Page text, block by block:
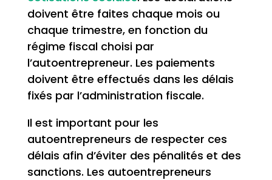
doivent être faites chaque mois ou
chaque trimestre, en fonction du
régime fiscal choisi par
l’autoentrepreneur. Les paiements
doivent être effectués dans les délais
fixés par l’administration fiscale.
Il est important pour les
autoentrepreneurs de respecter ces
délais afin d’éviter des pénalités et des
sanctions. Les autoentrepreneurs